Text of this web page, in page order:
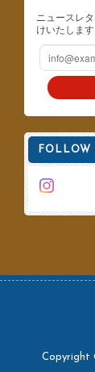
ニュースレ
けいたします
FOLLOW
Copyright